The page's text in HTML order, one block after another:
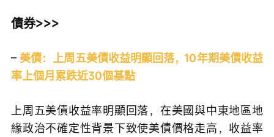
債券>>>
– 美債：上周五美債收益明顯回落，10年期美債收益
率上個月累跌近30個基點
上周五美債收益率明顯回落，在美國與中東地區地
緣政治不確定性背景下致使美債價格走高，收益率